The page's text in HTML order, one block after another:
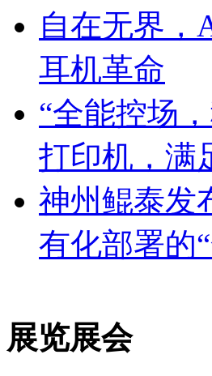
自在无界，
耳机革命
“全能控场
打印机，满
神州鲲泰发
有化部署的
展览展会